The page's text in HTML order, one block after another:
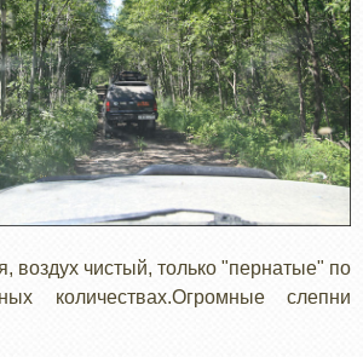
воздух чистый, только "пернатые" по
количествах.Огромные слепни